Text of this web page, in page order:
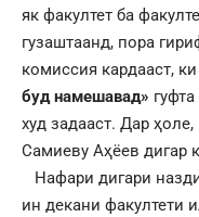
як факултет ба
гузаштаанд, пора
комиссия кардааст, ки
буд намешавад»
худ задааст. Дар
Самиеву Аҳёев дигар
Нафари дигари
ин декани факултети